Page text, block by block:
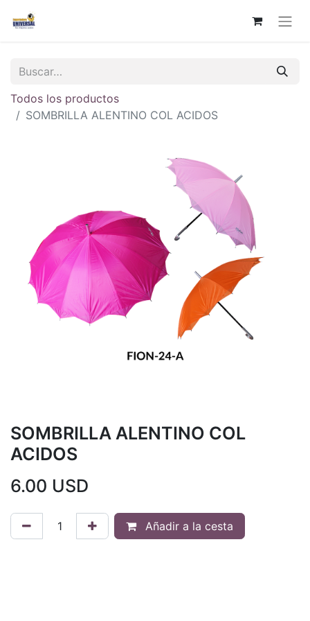
Todos los productos
SOMBRILLA ALENTINO COL ACIDOS
SOMBRILLA ALENTINO COL
ACIDOS
6.00 USD
Añadir a la cesta